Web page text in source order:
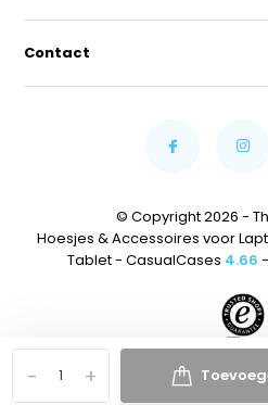
+
-
Contact
© Copyright 2026 -
Hoesjes & Accessoires voor
Tablet - CasualCases 4.66